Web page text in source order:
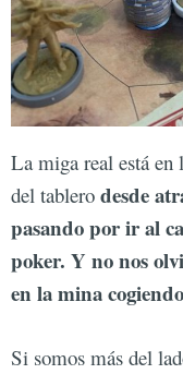
La miga real está en
del tablero desde
pasando por ir al
poker. Y no nos
en la mina
Si somos más del